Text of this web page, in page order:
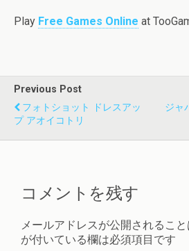
Play Free Games Online at
Previous Post
フォトショット ドレスアッ
プ アオイコトリ
ジャ
コメントを残す
メールアドレスが公開されること
が付いている欄は必須項目です